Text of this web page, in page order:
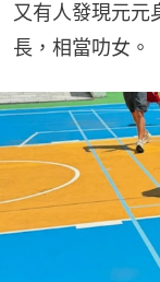
又有人發現元元
長，相當叻女。